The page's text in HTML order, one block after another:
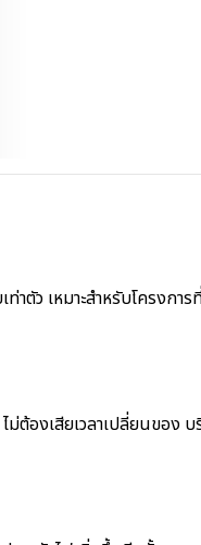
ตัว เหมาะสำหรับโครงการ
ต้องเสียเวลาเปลี่ยนของ บ